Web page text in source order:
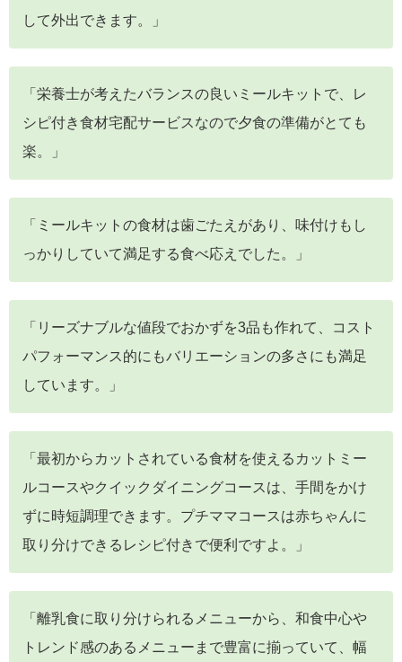
して外出できます。」
「栄養士が考えたバランスの良いミールキットで、レ
シピ付き食材宅配サービスなので夕食の準備がとても
楽。」
「ミールキットの食材は歯ごたえがあり、味付けもし
っかりしていて満足する食べ応えでした。」
「リーズナブルな値段でおかずを3品も作れて、コスト
パフォーマンス的にもバリエーションの多さにも満足
しています。」
「最初からカットされている食材を使えるカットミー
ルコースやクイックダイニングコースは、手間をかけ
ずに時短調理できます。プチママコースは赤ちゃんに
取り分けできるレシピ付きで便利ですよ。」
「離乳食に取り分けられるメニューから、和食中心や
トレンド感のあるメニューまで豊富に揃っていて、幅